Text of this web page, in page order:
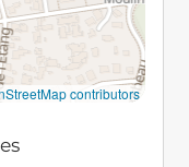
contributors